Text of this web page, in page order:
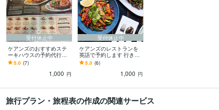
受付休止中
ケアンズのおすすめステ
ーキハウスの予約代行を
します ケアンズのお勧め
のステーキ店の電話予約
（英語）と割引情報も
5.0 (7)
1,000 円
受付休止中
ケアンズのレストランを
英語で予約します 行きた
いレストランは決まった
けど英語での予約に自信
5.0 (6)
1,000 円
旅行プラン・旅程表の作成の関連サービス